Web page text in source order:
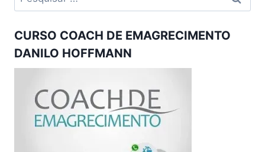
por:
CURSO COACH DE EMAGRECIMENTO
DANILO HOFFMANN